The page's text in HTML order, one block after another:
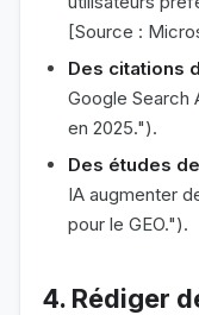
[Source :
Des citations
Google Search
en 2025.").
Des études
IA augmenter
pour le GEO.").
4. Rédiger